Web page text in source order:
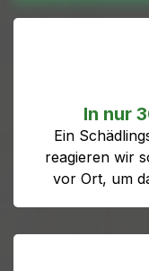
In nur
Ein
reagieren wir
vor Ort, um